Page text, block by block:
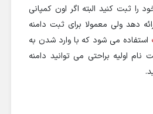
را ثبت کنید البته اگر اون کمپانی
دهد ولی معمولا برای ثبت دامنه
استفاده می شود که با وارد شدن به
اولیه براحتی می توانید دامنه